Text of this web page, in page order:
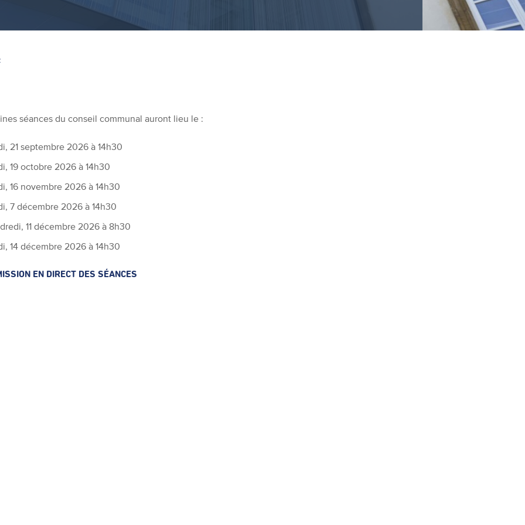
séances du conseil communal auront lieu le :
21 septembre 2026 à 14h30
19 octobre 2026 à 14h30
16 novembre 2026 à 14h30
7 décembre 2026 à 14h30
11 décembre 2026 à 8h30
14 décembre 2026 à 14h30
EN DIRECT DES SÉANCES